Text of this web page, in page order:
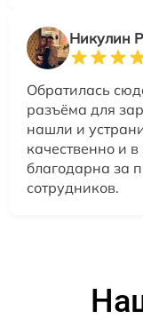
Никулин
Обратилась
разъёма для
нашли и
качественно и
благодарна за
сотрудников.